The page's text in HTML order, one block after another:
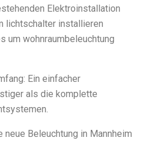
Elektroinstallation
lichtschalter installieren
um wohnraumbeleuchtung
Ein einfacher
als die komplette
neue Beleuchtung in Mannheim